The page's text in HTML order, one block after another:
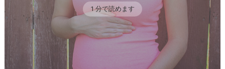
1 分で読めます